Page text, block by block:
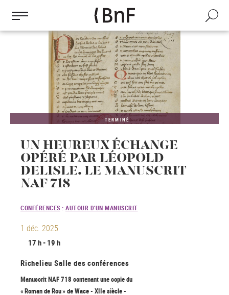
contenu
principal
Recherche
TERMINÉ
UN HEUREUX ÉCHANGE
OPÉRÉ PAR LÉOPOLD
DELISLE. LE MANUSCRIT
NAF 718
CONFÉRENCES : AUTOUR D'UN MANUSCRIT
1 déc. 2025
17 h - 19 h
Richelieu Salle des conférences
Manuscrit NAF 718 contenant une copie du
« Roman de Rou » de Wace - XIIe siècle -